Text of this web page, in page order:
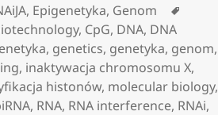
, Epigenetyka, Genom
, CpG, DNA, DNA
, genetics, genetyka, genom,
, inaktywacja chromosomu X,
histonów, molecular biology,
, RNA, RNA interference, RNAi,